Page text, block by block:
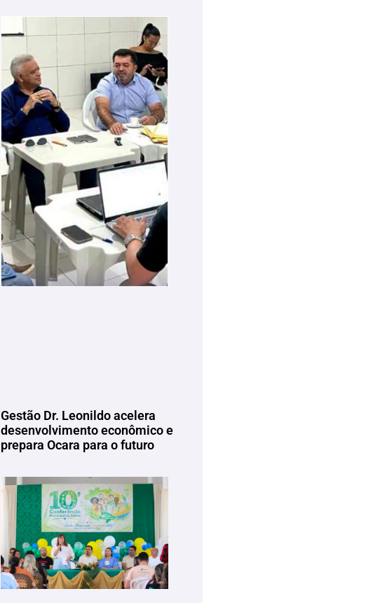
Gestão Dr. Leonildo acelera
desenvolvimento econômico e
prepara Ocara para o futuro